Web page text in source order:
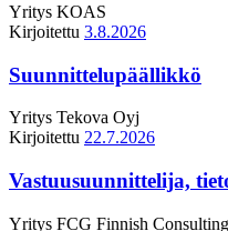
Yritys KOAS
Kirjoitettu 3.8.2026
Suunnittelupäällikkö
Yritys Tekova Oyj
Kirjoitettu 22.7.2026
Vastuusuunnittelija,
Yritys FCG Finnish